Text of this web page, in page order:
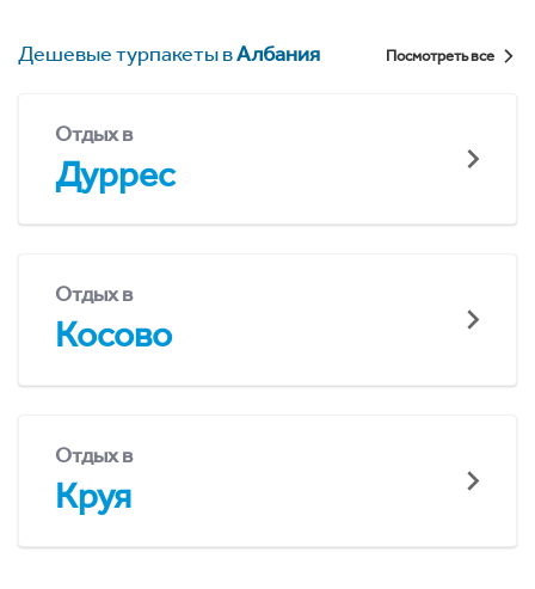
Дешевые турпакеты вАлбания Посмотреть все
Отдых в
Дуррес
Отдых в
Косово
Отдых в
Круя